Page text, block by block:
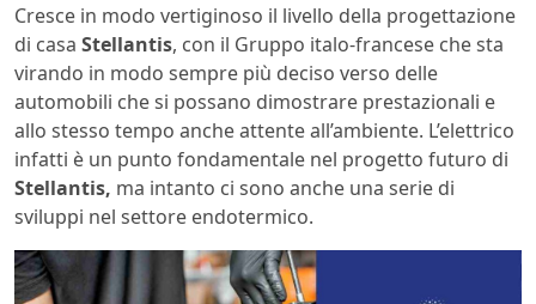
Cresce in modo vertiginoso il livello della progettazione
di casa Stellantis, con il Gruppo italo-francese che sta
virando in modo sempre più deciso verso delle
automobili che si possano dimostrare prestazionali e
allo stesso tempo anche attente all’ambiente. L’elettrico
infatti è un punto fondamentale nel progetto futuro di
Stellantis, ma intanto ci sono anche una serie di
sviluppi nel settore endotermico.